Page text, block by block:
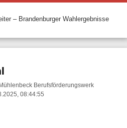
– Brandenburger Wahlergebnisse
Berufsförderungswerk
08:44:55